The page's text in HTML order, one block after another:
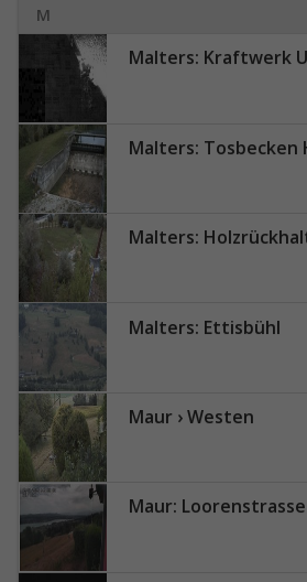
M
Malters: Kraftwerk
Malters: Tosbecken
Malters:
Malters: Ettisbühl
Maur › Westen
Maur: